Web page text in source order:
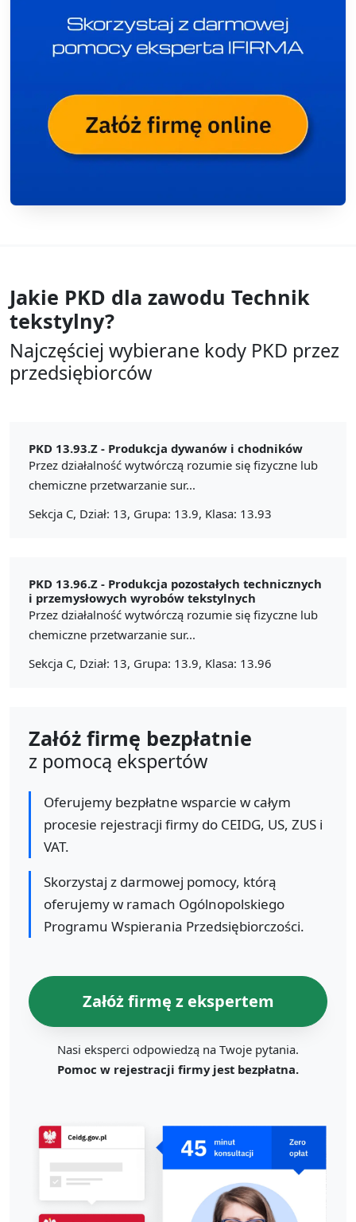
Jakie PKD dla zawodu Technik
tekstylny?
Najczęściej wybierane kody PKD przez
przedsiębiorców
PKD 13.93.Z - Produkcja dywanów i chodników
Przez działalność wytwórczą rozumie się fizyczne lub
chemiczne przetwarzanie sur...
Sekcja C, Dział: 13, Grupa: 13.9, Klasa: 13.93
PKD 13.96.Z - Produkcja pozostałych technicznych
i przemysłowych wyrobów tekstylnych
Przez działalność wytwórczą rozumie się fizyczne lub
chemiczne przetwarzanie sur...
Sekcja C, Dział: 13, Grupa: 13.9, Klasa: 13.96
Załóż firmę bezpłatnie
z pomocą ekspertów
Oferujemy bezpłatne wsparcie w całym
procesie rejestracji firmy do CEIDG, US, ZUS i
VAT.
Skorzystaj z darmowej pomocy, którą
oferujemy w ramach Ogólnopolskiego
Programu Wspierania Przedsiębiorczości.
Załóż firmę z ekspertem
Nasi eksperci odpowiedzą na Twoje pytania.
Pomoc w rejestracji firmy jest bezpłatna.